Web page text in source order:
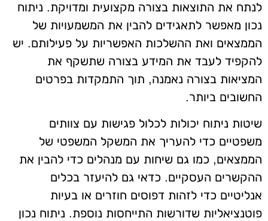
לנתח את התוצאות בצורה מקצועית ומדויקת. ניתוח
נכון מאפשר לתאגידים להבין את המשמעויות של
הממצאים ואת ההשלכות האפשריות על פעילותם. יש
להקפיד לעבד את המידע בצורה שתשקף את
המציאות בצורה נאמנה, תוך התמקדות בפרטים
החשובים ביותר.
שיטות ניתוח יכולות לכלול פגישות עם צוותים
משפטיים כדי להעריך את המשקל המשפטי של
הממצאים, כמו גם שיחות עם מנהלים כדי להבין את
ההקשרים העסקיים. כדאי גם להיעזר בכלים
אנליטיים כדי לזהות דפוסים חוזרים או בעיות
פוטנציאליות שדורשות התייחסות נוספת. ניתוח נכון